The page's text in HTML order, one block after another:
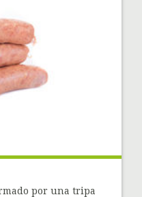
por una tripa